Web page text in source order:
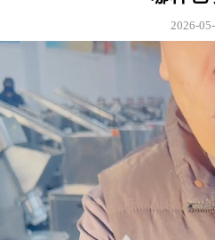
2026-